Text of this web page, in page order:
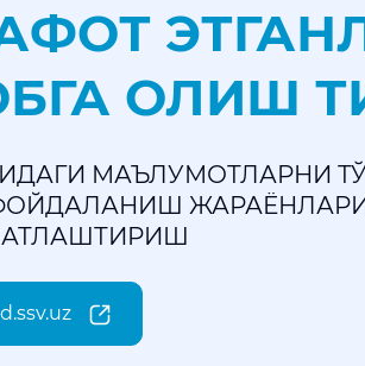
ОЛИШ
МАЪЛУМОТЛАРНИ